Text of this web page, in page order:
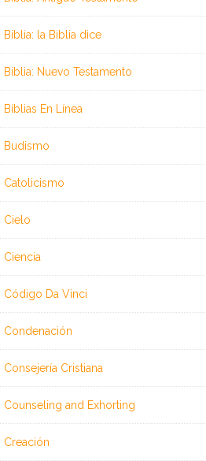
Biblia: la Biblia dice
Biblia: Nuevo Testamento
Bíblias En Línea
Budismo
Catolicismo
Cielo
Ciencia
Código Da Vinci
Condenación
Consejería Cristiana
Counseling and Exhorting
Creación